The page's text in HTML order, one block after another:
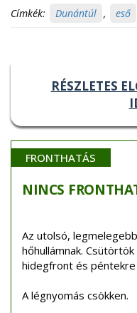
Címkék: Dunántúl , eső
RÉSZLETES
FRONTHATÁS
NINCS
Az utolsó,
hőhullámnak.
hidegfront és
A légnyomás csökken.